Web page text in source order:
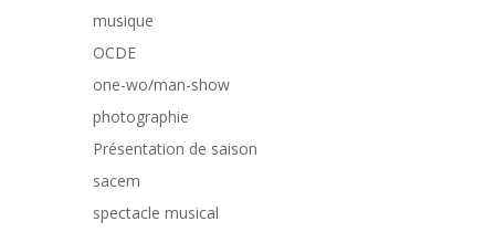
musique
OCDE
one-wo/man-show
photographie
Présentation de saison
sacem
spectacle musical